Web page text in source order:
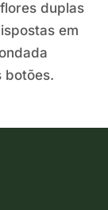
duplas
em
botões.